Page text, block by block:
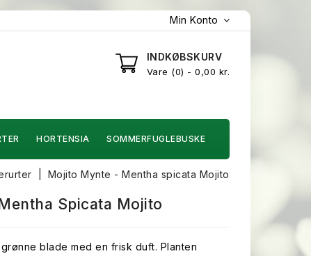
Min Konto
INDKØBSKURV
Vare 0 - 0,00 kr.
HORTENSIA SOMMERFUGLEBUSKE
Mojito Mynte - Mentha spicata Mojito
Spicata Mojito
blade med en frisk duft. Planten